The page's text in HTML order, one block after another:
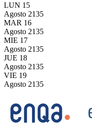
LUN 15
Agosto 2135
MAR 16
Agosto 2135
MIE 17
Agosto 2135
JUE 18
Agosto 2135
VIE 19
Agosto 2135